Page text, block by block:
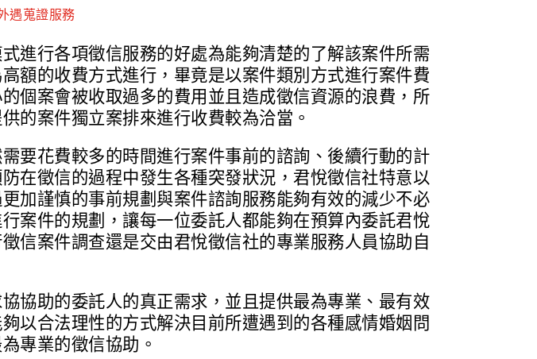
遇蒐證服務
進行各項徵信服務的好處為能夠清楚的了解該案件所需
額的收費方式進行，畢竟是以案件類別方式進行案件費
個案會被收取過多的費用並且造成徵信資源的浪費，所
的案件獨立案排來進行收費較為洽當。
要花費較多的時間進行案件事前的諮詢、後續行動的計
在徵信的過程中發生各種突發狀況，君悅徵信社特意以
加謹慎的事前規劃與案件諮詢服務能夠有效的減少不必
案件的規劃，讓每一位委託人都能夠在預算內委託君悅
信案件調查還是交由君悅徵信社的專業服務人員協助自
協助的委託人的真正需求，並且提供最為專業、最有效
以合法理性的方式解決目前所遭遇到的各種感情婚姻問
專業的徵信協助。